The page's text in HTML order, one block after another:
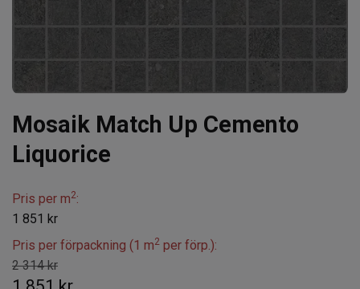
Mosaik Match Up Cemento
Liquorice
Pris per m2:
1 851 kr
Pris per förpackning (1 m2 per förp.):
2 314 kr